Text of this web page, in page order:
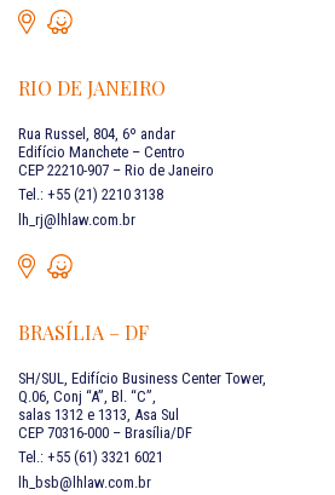
RIO DE JANEIRO
Rua Russel, 804, 6º andar
Edifício Manchete – Centro
CEP 22210-907 – Rio de Janeiro
Tel.: +55 (21) 2210 3138
lh_rj@lhlaw.com.br
BRASÍLIA – DF
SH/SUL, Edifício Business Center Tower,
Q.06, Conj “A”, Bl. “C”,
salas 1312 e 1313, Asa Sul
CEP 70316-000 – Brasília/DF
Tel.: +55 (61) 3321 6021
lh_bsb@lhlaw.com.br